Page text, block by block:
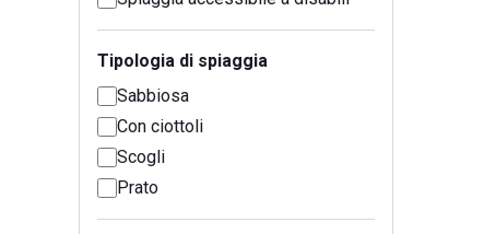
Tipologia di spiaggia
Sabbiosa
Con ciottoli
Scogli
Prato